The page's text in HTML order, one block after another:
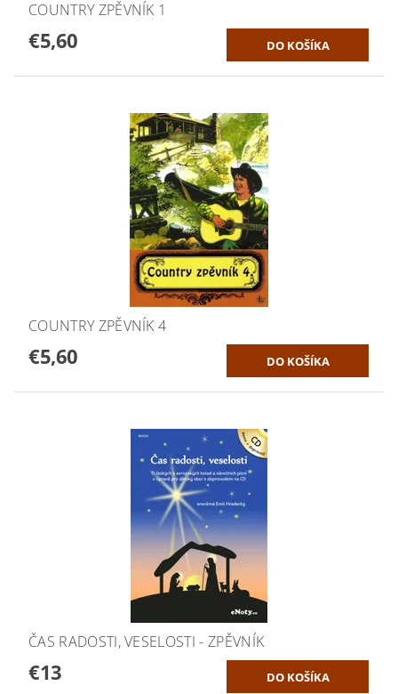
COUNTRY ZPĚVNÍK 1
€5,60
COUNTRY ZPĚVNÍK 4
€5,60
ČAS RADOSTI, VESELOSTI - ZPĚVNÍK
€13